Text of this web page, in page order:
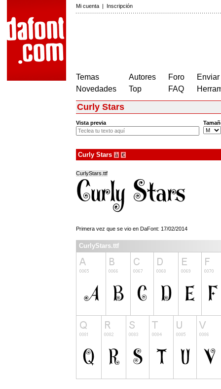
Mi cuenta | Inscripción
Temas
Novedades
Autores
Top
Foro
FAQ
Curly Stars
Vista previa
Curly Stars à €
CurlyStars.ttf
Primera vez que se vio en DaFont: 17/02/2014
CurlyStars.ttf